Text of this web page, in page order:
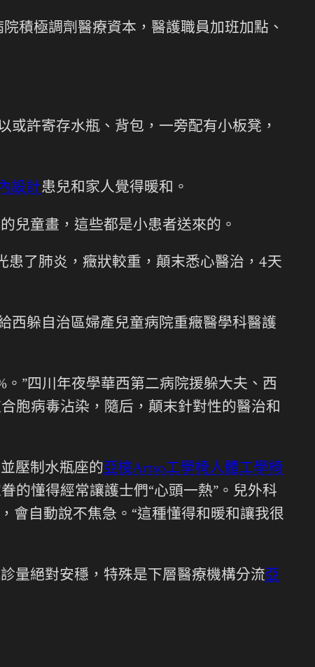
積極調劑醫療資本，醫護職員加班加點、
或許寄存水瓶、背包，一旁配有小板凳，
設計患兒和家人覺得暖和。
兒童畫，這些都是小患者送來的。
了肺炎，癥狀較重，顛末悉心醫治，4天
西躲自治區婦產兒童病院重癥醫學科醫護
”四川年夜學華西第二病院援躲大夫、西
胞病毒沾染，隨后，顛末針對性的醫治和
壓制水瓶座的亞梭Artso工學椅人體工學椅
的懂得經常讓護士們“心頭一熱”。兒外科
會自動說不焦急。“這種懂得和暖和讓我很
量絕對安穩，特殊是下層醫療機構分流亞